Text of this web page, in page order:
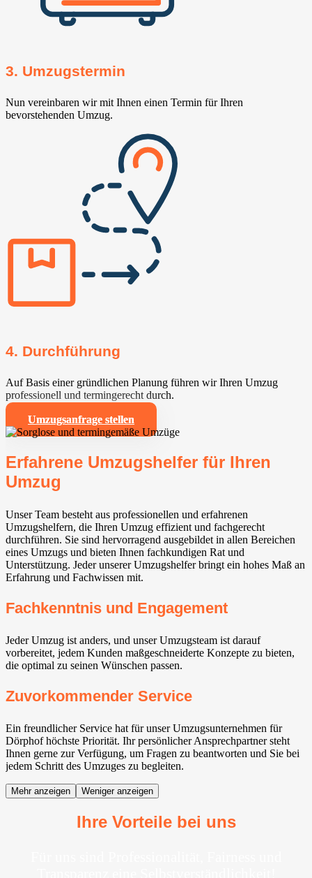
3. Umzugstermin
Nun vereinbaren wir mit Ihnen einen Termin für Ihren
bevorstehenden Umzug.
4. Durchführung
Auf Basis einer gründlichen Planung führen wir Ihren Umzug
professionell und termingerecht durch.
Umzugsanfrage stellen
Erfahrene Umzugshelfer für Ihren
Umzug
Unser Team besteht aus professionellen und erfahrenen
Umzugshelfern, die Ihren Umzug effizient und fachgerecht
durchführen. Sie sind hervorragend ausgebildet in allen Bereichen
eines Umzugs und bieten Ihnen fachkundigen Rat und
Unterstützung. Jeder unserer Umzugshelfer bringt ein hohes Maß an
Erfahrung und Fachwissen mit.
Fachkenntnis und Engagement
Jeder Umzug ist anders, und unser Umzugsteam ist darauf
vorbereitet, jedem Kunden maßgeschneiderte Konzepte zu bieten,
die optimal zu seinen Wünschen passen.
Zuvorkommender Service
Ein freundlicher Service hat für unser Umzugsunternehmen für
Dörphof höchste Priorität. Ihr persönlicher Ansprechpartner steht
Ihnen gerne zur Verfügung, um Fragen zu beantworten und Sie bei
jedem Schritt des Umzuges zu begleiten.
Mehr anzeigen Weniger anzeigen
Ihre Vorteile bei uns